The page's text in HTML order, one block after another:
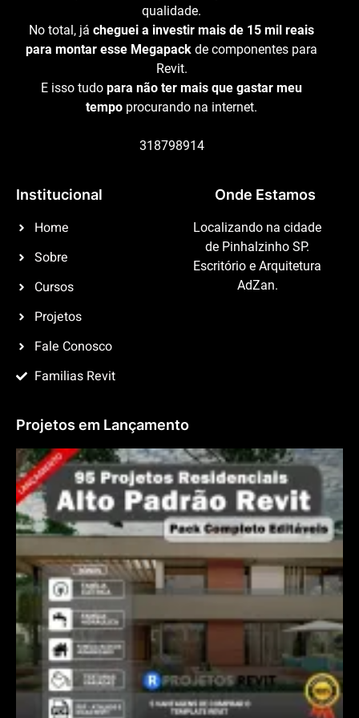
qualidade.
No total, já cheguei a investir mais de 15 mil reais
para montar esse Megapack de componentes para
Revit.
E isso tudo para não ter mais que gastar meu
tempo procurando na internet.
318798914
Institucional
Home
Sobre
Cursos
Projetos
Fale Conosco
Familias Revit
Onde Estamos
Localizando na cidade
de Pinhalzinho SP.
Escritório e Arquitetura
AdZan.
Projetos em Lançamento